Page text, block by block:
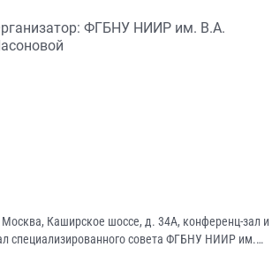
ФГБНУ НИИР им. В.А.
Москва, Каширское шоссе, д. 34А, конференц-зал и
специализированного совета ФГБНУ НИИР им.